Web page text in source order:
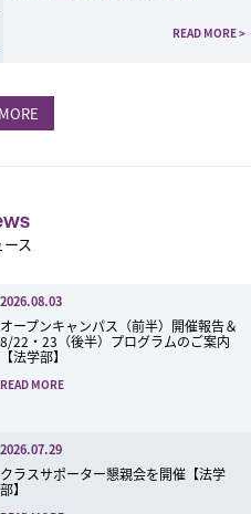
READ MORE >
ス
2026.08.03
オープンキャンパス（前半）開催報告＆
8/22・23（後半）プログラムのご案内
【法学部】
READ MORE
2026.07.29
クラスサポーター懇親会を開催【法学
部】